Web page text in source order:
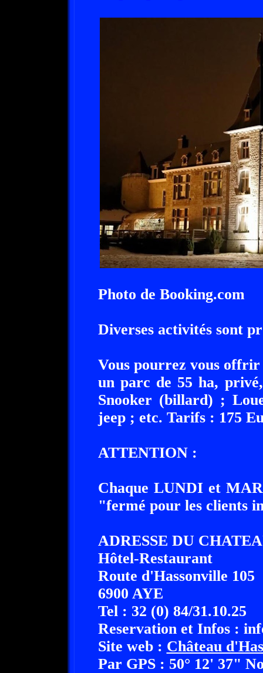
Photo de Booking.com
Diverses activités sont
Vous pourrez vous offrir
un parc de 55 ha,
Snooker (billard) ;
jeep ; etc. Tarifs : 175
ATTENTION :
Chaque LUNDI et
"fermé pour les clients
ADRESSE DU
Hôtel-Restaurant
Route d'Hassonville 105
6900 AYE
Tel : 32 (0) 84/31.10.25
Reservation et Infos :
Site web : Château
Par GPS : 50° 12' 37"